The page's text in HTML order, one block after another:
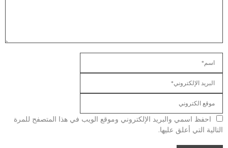
احفظ اسمي والبريد الإلكتروني وموقع الويب في هذا المتصفح للمرة
التالية التي أعلق عليها.